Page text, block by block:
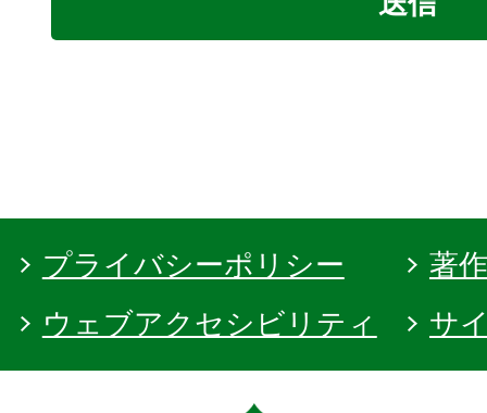
プライバシーポリシー
著
ウェブアクセシビリティ
サ